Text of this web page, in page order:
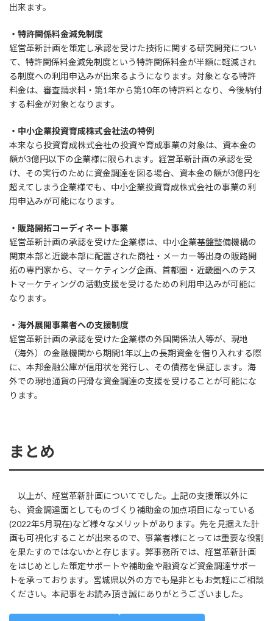
出来ます。
・特許関係料金減免制度
経営革新計画を策定し承認を受けた技術に関する研究開発につい
て、特許関係料金減免制度という特許関係料金が半額に軽減され
る制度への利用申込みが出来るようになります。対象となる特許
料金は、審査請求料・第1年から第10年の特許料となり、今後納付
する料金が対象となります。
・中小企業投資育成株式会社法の特例
本来なら投資育成株式会社の投資や育成事業の対象は、資本金の
額が3億円以下の企業様に限られます。経営革新計画の承認を受
け、その実行のために資金調達を図る場合、資本金の額が3億円を
超えてしまう企業様でも、中小企業投資育成株式会社の事業の利
用申込みが可能になります。
・販路開拓コーディネート事業
経営革新計画の承認を受けた企業様は、中小企業基盤整備機構の
関東本部と近畿本部に配置された商社・メーカー等出身の販路開
拓の専門家から、マーケティング企画、首都圏・近畿圏へのテス
トマーケティングの活動支援を受けるための利用申込みが可能に
なります。
・海外展開事業者への支援制度
経営革新計画の承認を受けた企業様の外国関係法人等が、現地
（海外）の金融機関から期間1年以上の長期資金を借り入れする際
に、本邦金融公庫が信用状を発行し、その債務を保証します。海
外での現地通貨の円滑な資金調達の支援を受けることが可能にな
ります。
まとめ
以上が、経営革新計画についてでした。上記の支援策以外に
も、資金調達面としてものづくり補助金の加点項目になっている
(2022年5月現在)など様々なメリットがあります。先を見据えた計
画も可視化することが出来るので、事業者様にとっては重要な役割
を果たすのではないかと存じます。弊事務所では、経営革新計画
をはじめとした策定サポートや補助金や融資など資金調達サポー
トを承っております。宮城県以外の方でも是非ともお気軽にご相談
ください。本記事をお読み頂き誠にありがとうございました。